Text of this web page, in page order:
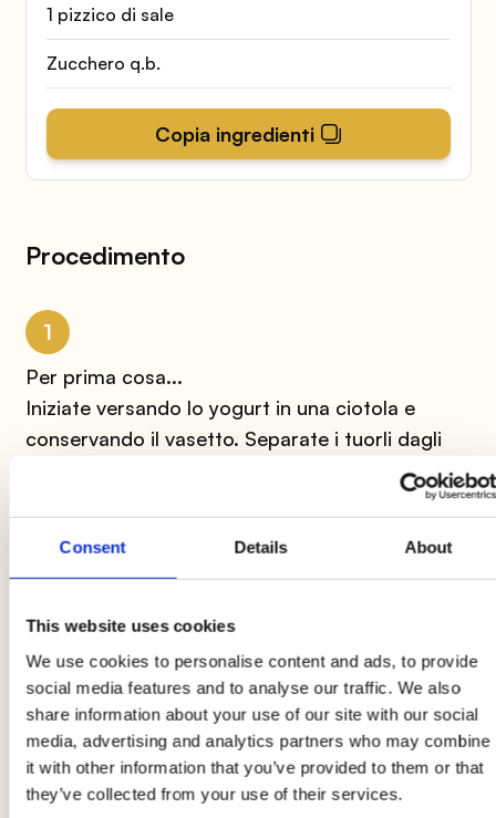
Consent Details About
This website uses cookies
We use cookies to personalise content and ads, to provide
social media features and to analyse our traffic. We also
share information about your use of our site with our social
media, advertising and analytics partners who may combine
it with other information that you’ve provided to them or that
they’ve collected from your use of their services.
1 pizzico di sale
Zucchero q.b.
Copia ingredienti
Procedimento
1
Per prima cosa...
Iniziate versando lo yogurt in una ciotola e
conservando il vasetto. Separate i tuorli dagli
zuccheroin un
2
Usa le uova Ariaperta
Aggiungete 3 vasetti difarina setacciata
insieme al lievito e mescolate gli ingredienti così
che non si formino grumi. Poi unite a poco a
poco metà vasetto di olIo e lo yogurt. Montate